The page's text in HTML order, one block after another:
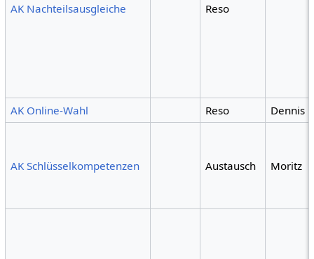
AK Nachteilsausgleiche Reso
AK Online-Wahl Reso Dennis
AK Schlüsselkompetenzen Austausch Moritz